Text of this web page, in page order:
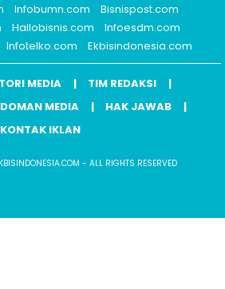
Infobumn.com
Bisnispost.com
Hallobisnis.com
Infoesdm.com
Infotelko.com Ekbisindonesia.com
MEDIA
TIM REDAKSI
MEDIA
HAK JAWAB
KONTAK IKLAN
- ALL RIGHTS RESERVED